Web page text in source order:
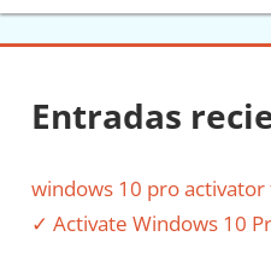
Entradas
windows 10 pro
✓ Activate Windows 10